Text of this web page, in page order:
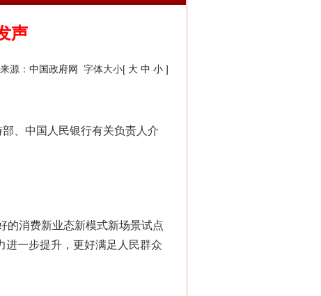
声
源： 中国政府网 字体大小[ 大 中 小 ]
、中国人民银行有关负责人介
消费新业态新模式新场景试点
进一步提升，更好满足人民群众